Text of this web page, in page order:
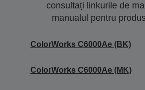
consultați linkurile de
manualul pentru
ColorWorks C6000Ae (BK)
ColorWorks C6000Ae (MK)